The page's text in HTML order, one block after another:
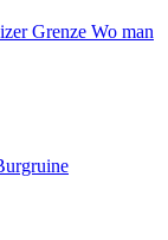
Grenze Wo man